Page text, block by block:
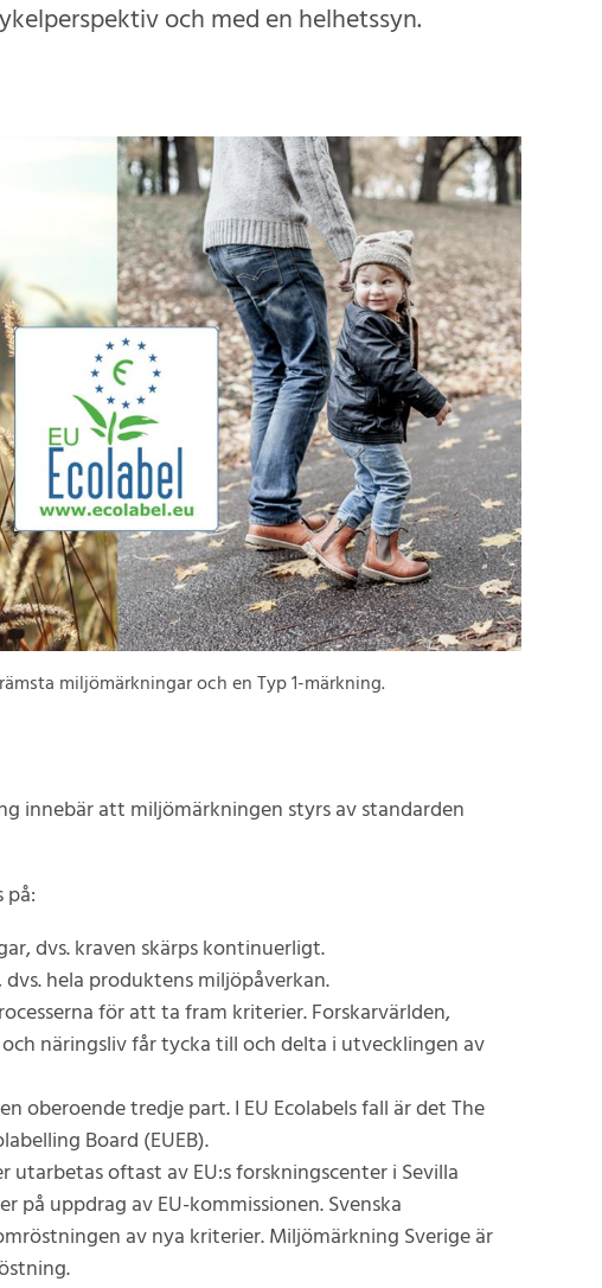
och med en helhetssyn.
miljömärkningar och en Typ 1-märkning.
innebär att miljömärkningen styrs av standarden
på:
dvs. kraven skärps kontinuerligt.
hela produktens miljöpåverkan.
för att ta fram kriterier. Forskarvärlden,
näringsliv får tycka till och delta i utvecklingen av
oberoende tredje part. I EU Ecolabels fall är det The
Board (EUEB).
utarbetas oftast av EU:s forskningscenter i Sevilla
på uppdrag av EU-kommissionen. Svenska
av nya kriterier. Miljömärkning Sverige är